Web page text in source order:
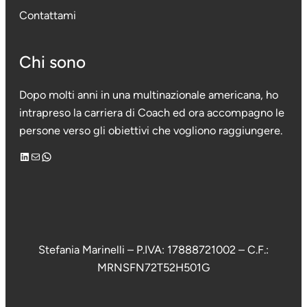
Contattami
Chi sono
Dopo molti anni in una multinazionale americana, ho
intrapreso la carriera di Coach ed ora accompagno le
persone verso gli obiettivi che vogliono raggiungere.
LinkedIn Email WhatsApp
Stefania Marinelli – P.IVA: 17888721002 – C.F.:
MRNSFN72T52H501G